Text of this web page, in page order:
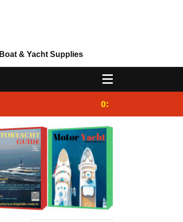
Boat & Yacht Supplies
0:25